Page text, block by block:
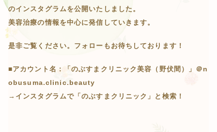
のインスタグラムを公開いたしました。
美容治療の情報を中心に発信していきます。
是非ご覧ください。フォローもお待ちしております！
■アカウント名：「のぶすまクリニック美容（野伏間）」＠n
obusuma.clinic.beauty
→インスタグラムで「のぶすまクリニック」と検索！